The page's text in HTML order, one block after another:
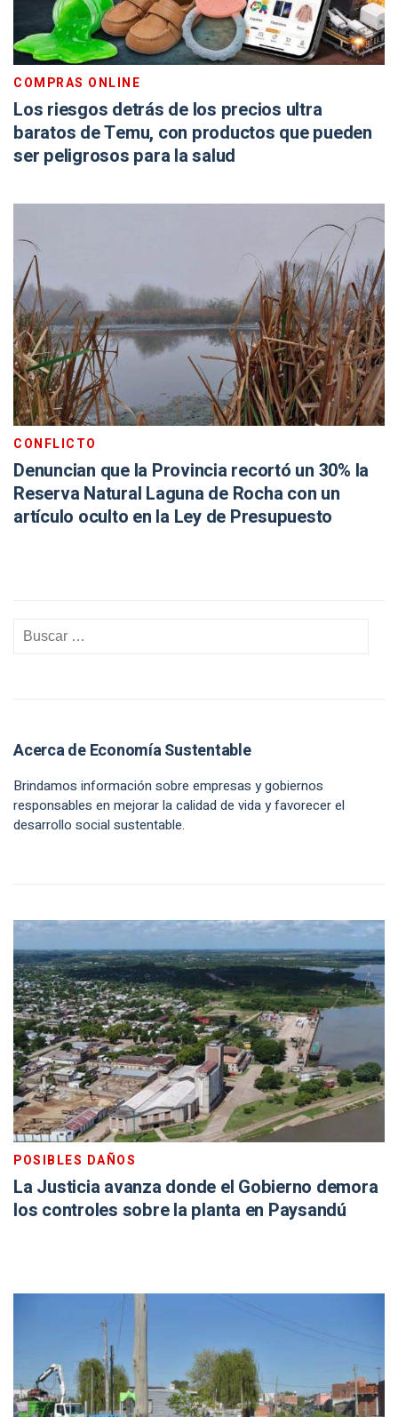
COMPRAS ONLINE
Los riesgos detrás de los precios ultra
baratos de Temu, con productos que pueden
ser peligrosos para la salud
CONFLICTO
Denuncian que la Provincia recortó un 30% la
Reserva Natural Laguna de Rocha con un
artículo oculto en la Ley de Presupuesto
Acerca de Economía Sustentable
Brindamos información sobre empresas y gobiernos
responsables en mejorar la calidad de vida y favorecer el
desarrollo social sustentable.
POSIBLES DAÑOS
La Justicia avanza donde el Gobierno demora
los controles sobre la planta en Paysandú